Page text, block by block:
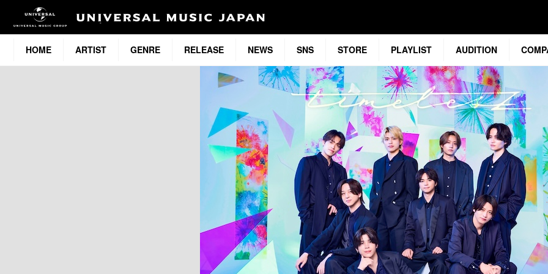
HOME ARTIST GENRE RELEASE NEWS SNS STORE PLAYLIST AUDITION